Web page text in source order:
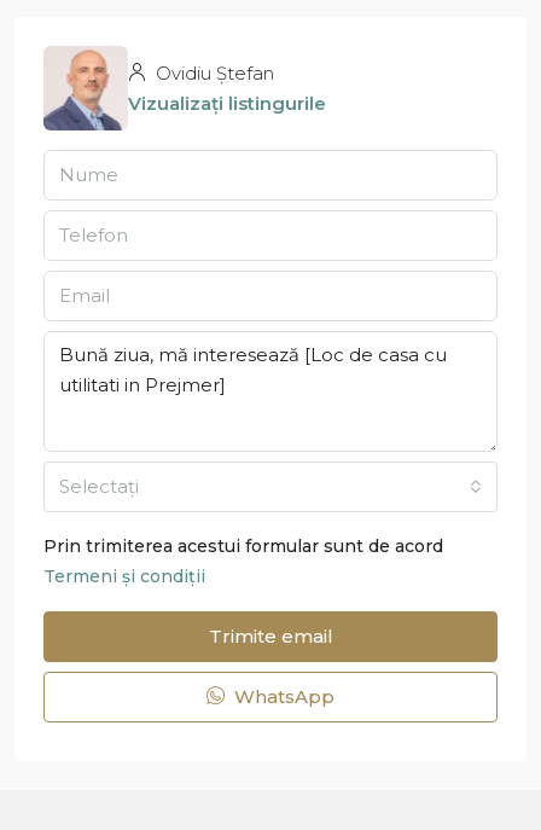
Ovidiu Ștefan
Vizualizați listingurile
Selectați
Prin trimiterea acestui formular sunt de acord
Termeni și condiții
Trimite email
WhatsApp